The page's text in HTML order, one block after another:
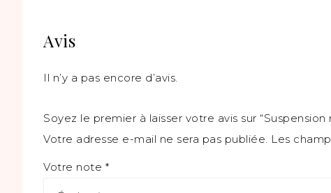
Avis
Il n’y a pas encore d’avis.
Soyez le premier à laisser votre avis sur “Suspension
Votre adresse e-mail ne sera pas publiée. Les
Votre note *